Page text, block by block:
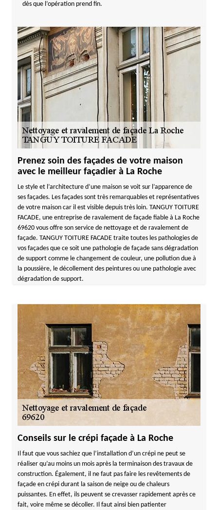
dès que l’opération prend fin.
Prenez soin des façades de votre maison
avec le meilleur façadier à La Roche
Le style et l’architecture d’une maison se voit sur l’apparence de
ses façades. Les façades sont très remarquables et représentatives
de votre maison car il est visible depuis très loin. TANGUY TOITURE
FACADE, une entreprise de ravalement de façade fiable à La Roche
69620 vous offre son service de nettoyage et de ravalement de
façade. TANGUY TOITURE FACADE traite toutes les pathologies de
vos façades que ce soit une pathologie de façade sans dégradation
de support comme le changement de couleur, une pollution due à
la poussière, le décollement des peintures ou une pathologie avec
dégradation de support.
Conseils sur le crépi façade à La Roche
Il faut que vous sachiez que l’installation d’un crépi ne peut se
réaliser qu’au moins un mois après la terminaison des travaux de
construction. Également, il ne faut pas faire les revêtements de
façade en crépi durant la saison de neige ou de chaleurs
puissantes. En effet, ils peuvent se crevasser rapidement après ce
fait, voire même se décoller. Il faut ainsi bien patienter